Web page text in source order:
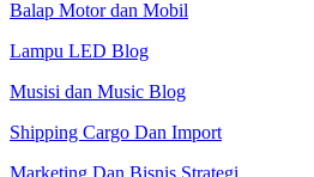
Balap Motor dan Mobil
Lampu LED Blog
Musisi dan Music Blog
Shipping Cargo Dan Import
Marketing Dan Bisnis Strategi